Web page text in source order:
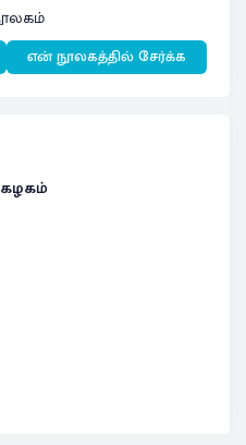
என் நூலகத்தில் சேர்க்க